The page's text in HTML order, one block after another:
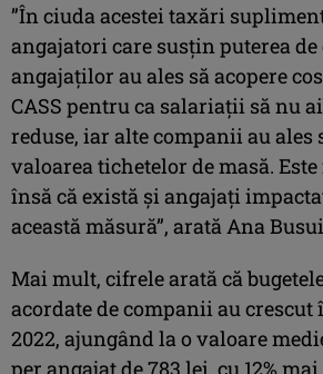
”În ciuda acestei taxări
angajatori care susțin puterea
angajaților au ales să acopere
CASS pentru ca salariații să nu
reduse, iar alte companii au ales
valoarea tichetelor de masă.
însă că există și angajați
această măsură”, arată Ana
Mai mult, cifrele arată că
acordate de companii au crescut
2022, ajungând la o valoare
per angajat de 783 lei, cu 12%